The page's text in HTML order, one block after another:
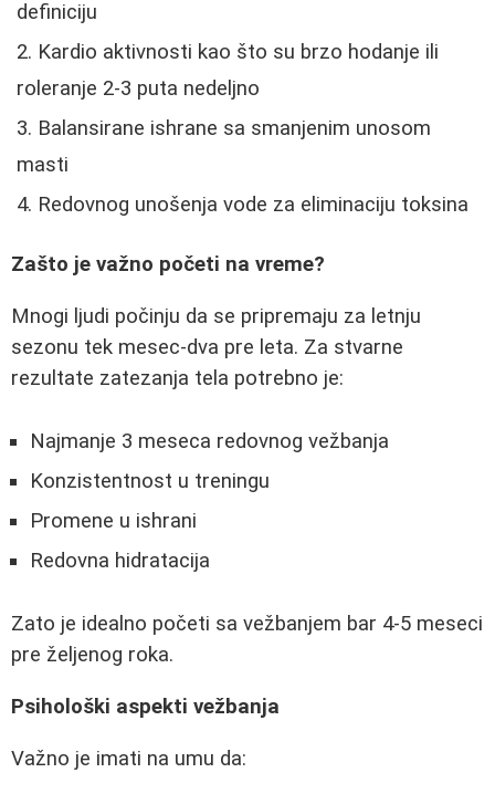
definiciju
Kardio aktivnosti kao što su brzo hodanje ili
roleranje 2-3 puta nedeljno
Balansirane ishrane sa smanjenim unosom
masti
Redovnog unošenja vode za eliminaciju toksina
Zašto je važno početi na vreme?
Mnogi ljudi počinju da se pripremaju za letnju
sezonu tek mesec-dva pre leta. Za stvarne
rezultate zatezanja tela potrebno je:
Najmanje 3 meseca redovnog vežbanja
Konzistentnost u treningu
Promene u ishrani
Redovna hidratacija
Zato je idealno početi sa vežbanjem bar 4-5 meseci
pre željenog roka.
Psihološki aspekti vežbanja
Važno je imati na umu da: